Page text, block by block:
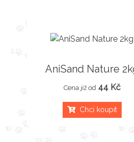
AniSand Nature
Cena již od 44 Kč
Chci koupit